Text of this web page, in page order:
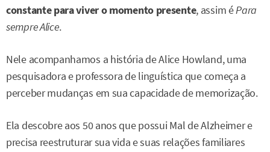
constante para viver o momento presente, assim éPara
sempre Alice.
Nele acompanhamos a história de Alice Howland, uma
pesquisadora e professora de linguística que começa a
perceber mudanças em sua capacidade de memorização.
Ela descobre aos 50 anos que possui Mal de Alzheimer e
precisa reestruturar sua vida e suas relações familiares